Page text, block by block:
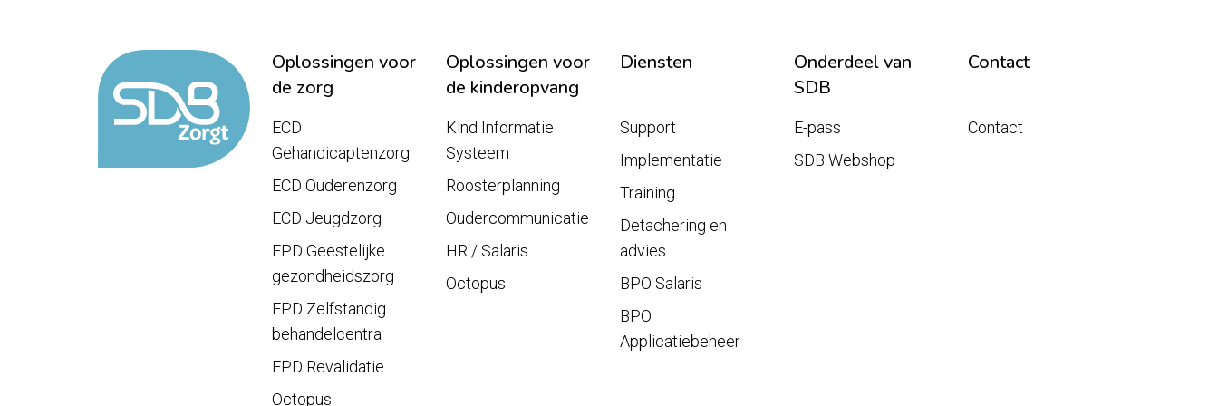
Oplossingen voor
de zorg
Oplossingen voor
de kinderopvang
Diensten
Onderdeel van
SDB
Contact
ECD
Gehandicaptenzorg
ECD Ouderenzorg
ECD Jeugdzorg
EPD Geestelijke
gezondheidszorg
EPD Zelfstandig
behandelcentra
EPD Revalidatie
Octopus
Kind Informatie
Systeem
Roosterplanning
Oudercommunicatie
HR / Salaris
Octopus
Support
Implementatie
Training
Detachering en
advies
BPO Salaris
BPO
Applicatiebeheer
E-pass
SDB Webshop
Contact